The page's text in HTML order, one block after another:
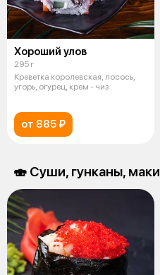
Хороший улов
295 г
Креветка королевская, лосось,
угорь, огурец, крем - чиз
от 885 ₽
🍣 Суши, гунканы, маки